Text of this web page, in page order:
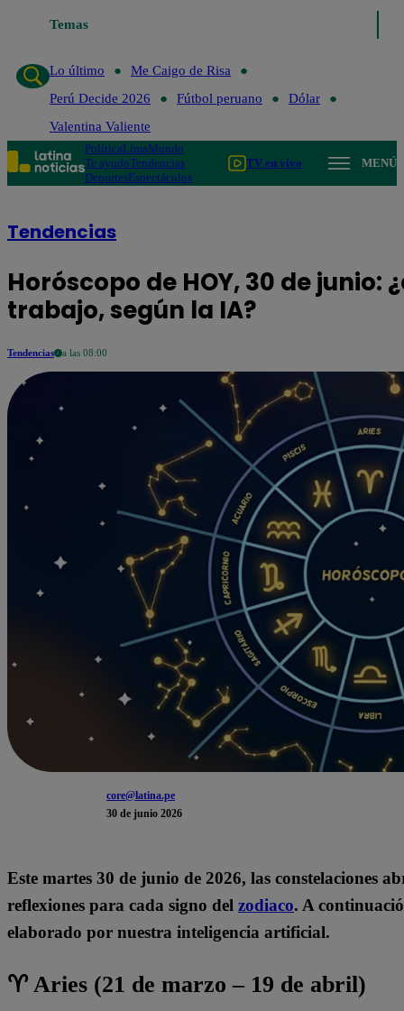
Temas
Lo último
Me Caigo de Risa
Perú Decide 2026
Fútbol peruano
Dólar
Valentina Valiente
PolíticaLimaMundo
Te ayudoTendencias
DeportesEspectáculos
TV en vivo MENÚ
Tendencias
Horóscopo de HOY, 30 de junio:
trabajo, según la IA?
Tendencias a las 08:00
core@latina.pe
30 de junio 2026
Este martes 30 de junio de 2026, las constelaciones
reflexiones para cada signo del zodiaco. A
elaborado por nuestra inteligencia artificial.
♈ Aries (21 de marzo – 19 de abril)